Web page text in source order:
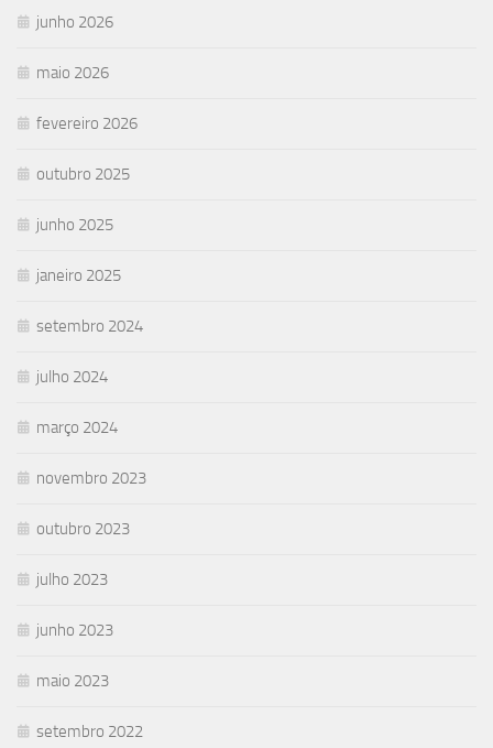
junho 2026
maio 2026
fevereiro 2026
outubro 2025
junho 2025
janeiro 2025
setembro 2024
julho 2024
março 2024
novembro 2023
outubro 2023
julho 2023
junho 2023
maio 2023
setembro 2022